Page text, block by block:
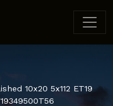
10x20 5x112 ET19